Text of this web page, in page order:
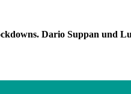
Dario Suppan und